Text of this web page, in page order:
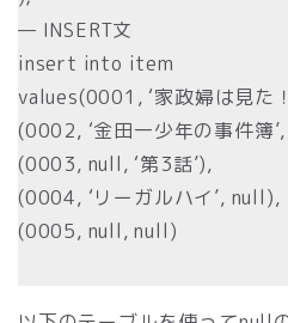
— INSERT文
insert into item
values(0001, ‘家政婦は見た
(0002, ‘金田一少年の事件簿’,
(0003, null, ‘第3話’),
(0004, ‘リーガルハイ’, null),
(0005, null, null)